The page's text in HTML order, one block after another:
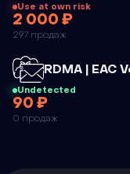
UBGG
Use at own risk
2 000 ₽
297 продаж
Чит
RDMA | EAC
RDMA | EAC
Undetected
90 ₽
0 продаж